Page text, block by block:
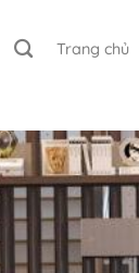
Trang chủ